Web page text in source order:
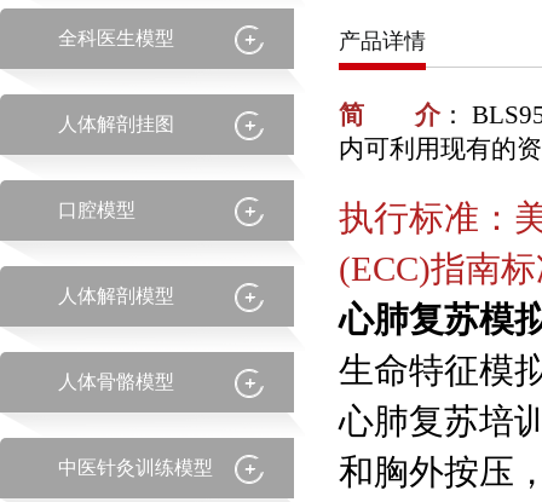
全科医生模型
人体解剖挂图
口腔模型
人体解剖模型
人体骨骼模型
中医针灸训练模型
产品详情
简 介 ：
内可利用现有的
执行标准：
(ECC)指南
心肺复苏模
生命特征模
心肺复苏培
和胸外按压